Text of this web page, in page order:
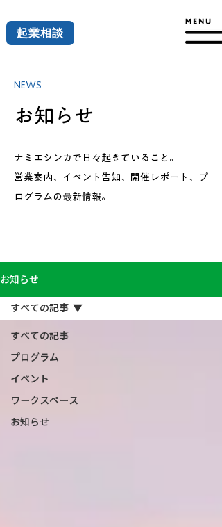
起業相談
NEWS
お知らせ
ナミエシンカで日々起きていること。
営業案内、イベント告知、開催レポート、プ
ログラムの最新情報。
お知らせ
すべての記事
プログラム
イベント
ワークスペース
お知らせ
すべての記事